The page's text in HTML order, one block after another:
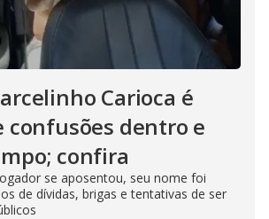
Carioca é
confusões dentro e
confira
se aposentou, seu nome foi
de dívidas, brigas e tentativas de ser